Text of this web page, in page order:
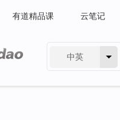
有道精品课 云笔记
中英